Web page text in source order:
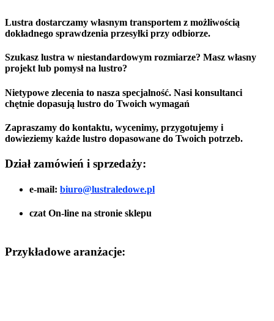
Lustra dostarczamy własnym transportem z możliwością
dokładnego sprawdzenia przesyłki przy odbiorze.
Szukasz lustra w niestandardowym rozmiarze? Masz własny
projekt lub pomysł na lustro?
Nietypowe zlecenia to nasza specjalność. Nasi konsultanci
chętnie dopasują lustro do Twoich wymagań
Zapraszamy do kontaktu, wycenimy, przygotujemy i
dowieziemy każde lustro dopasowane do Twoich potrzeb.
Dział zamówień i sprzedaży:
e-mail: biuro@lustraledowe.pl
czat On-line na stronie sklepu
Przykładowe aranżacje: